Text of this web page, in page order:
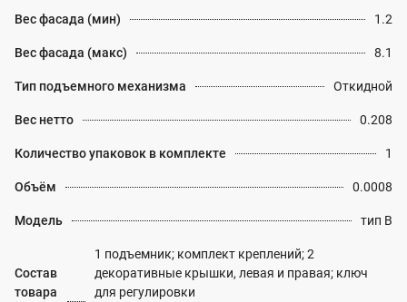
Вес фасада (мин) 1.2
Вес фасада (макс) 8.1
Тип подъемного механизма Откидной
Вес нетто 0.208
Количество упаковок в комплекте 1
Объём 0.0008
Модель тип B
Состав
товара
1 подъемник; комплект креплений; 2
декоративные крышки, левая и правая; ключ
для регулировки